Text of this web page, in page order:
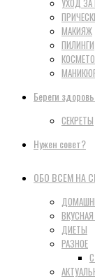
УХОД
МАКИЯЖ
ПИЛИНГИ
Береги
СЕКРЕТЫ
Нужен совет?
ОБО ВСЕМ НА
ДИЕТЫ
РАЗНОЕ